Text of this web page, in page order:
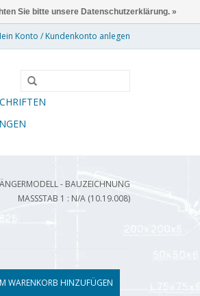
Konto / Kundenkonto anlegen
- BAUZEICHNUNG
MASSSTAB 1 : N/A (10.19.008)
WARENKORB HINZUFÜGEN
Sie bitte unsere Datenschutzerklärung. »